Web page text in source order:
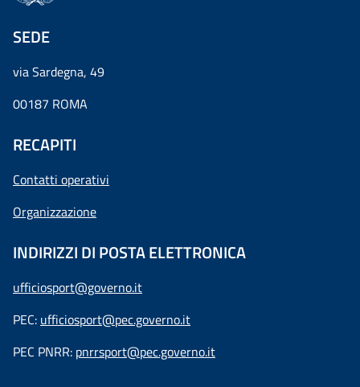
SEDE
via Sardegna, 49
00187 ROMA
RECAPITI
Contatti operativi
Organizzazione
INDIRIZZI DI POSTA ELETTRONICA
ufficiosport@governo.it
PEC: ufficiosport@pec.governo.it
PEC PNRR: pnrrsport@pec.governo.it